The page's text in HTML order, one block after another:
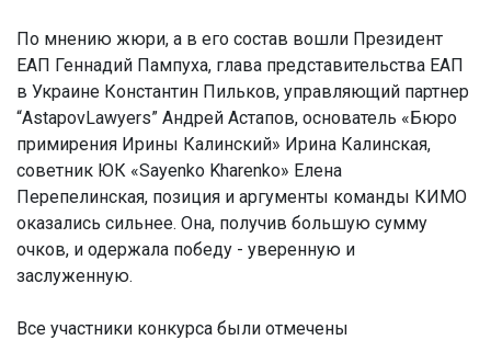
По мнению жюри, а в его состав вошли Президент
ЕАП Геннадий Пампуха, глава представительства ЕАП
в Украине Константин Пильков, управляющий партнер
“AstapovLawyers” Андрей Астапов, основатель «Бюро
примирения Ирины Калинский» Ирина Калинская,
советник ЮК «Sayenko Kharenko» Елена
Перепелинская, позиция и аргументы команды КИМО
оказались сильнее. Она, получив большую сумму
очков, и одержала победу - уверенную и
заслуженную.
Все участники конкурса были отмечены